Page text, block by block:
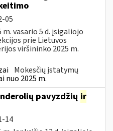
05
vasario 5 d. įsigaliojo
prie Lietuvos
viršininko 2025 m.
Mokesčių įstatymų
nuo 2025 m.
pavyzdžių ir
14